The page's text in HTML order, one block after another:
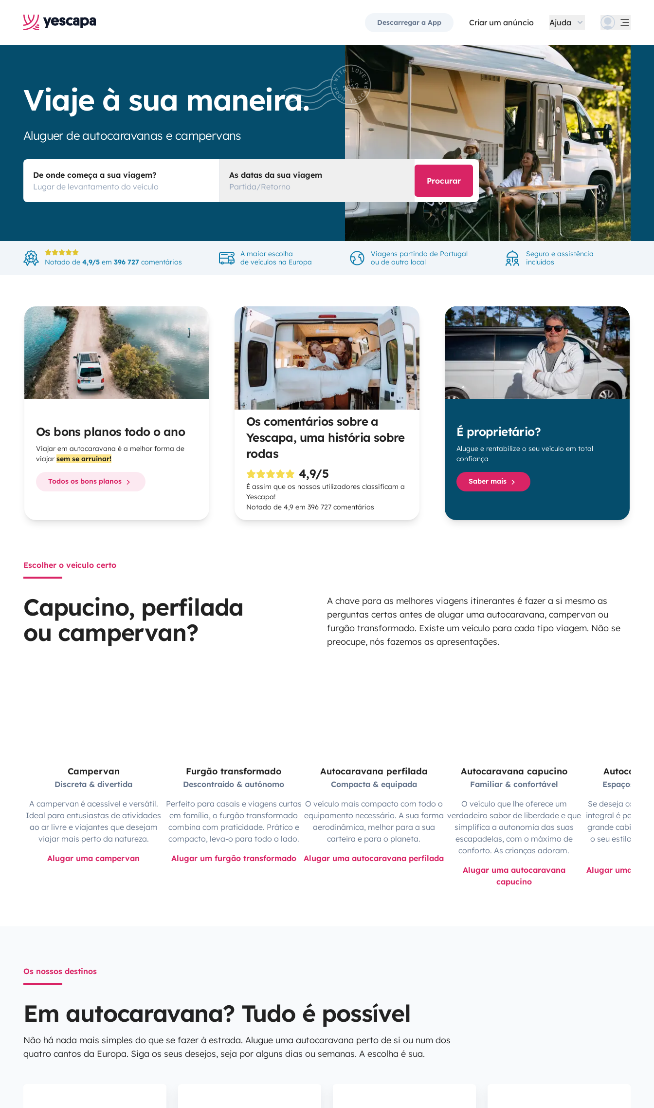
Descarregar a App Criar um anúncio Ajuda
Viaje à sua maneira.
Aluguer de autocaravanas e campervans
De onde começa a sua viagem?
As datas da sua viagem
Partida/Retorno
Procurar
Notado de 4,9/5 em 396 727 comentários
A maior escolha
de veículos na Europa
Viagens partindo de Portugal
ou de outro local
Seguro e assistência
incluídos
Os bons planos todo o ano
Viajar em autocaravana é a melhor forma de
viajar sem se arruinar!
Todos os bons planos
Os comentários sobre a
Yescapa, uma história sobre
rodas
4,9/5
É assim que os nossos utilizadores classificam a
Yescapa!
Notado de 4,9 em 396 727 comentários
É proprietário?
Alugue e rentabilize o seu veículo em total
confiança
Saber mais
Escolher o veículo certo
Capucino, perfilada
ou campervan?
A chave para as melhores viagens itinerantes é fazer a si mesmo as
perguntas certas antes de alugar uma autocaravana, campervan ou
furgão transformado. Existe um veículo para cada tipo viagem. Não se
preocupe, nós fazemos as apresentações.
Campervan
Discreta & divertida
A campervan é acessível e versátil.
Ideal para entusiastas de atividades
ao ar livre e viajantes que desejam
viajar mais perto da natureza.
Alugar uma campervan
Furgão transformado
Descontraído & autónomo
Perfeito para casais e viagens curtas
em família, o furgão transformado
combina com praticidade. Prático e
compacto, leva-o para todo o lado.
Alugar um furgão transformado
Autocaravana perfilada
Compacta & equipada
O veículo mais compacto com todo o
equipamento necessário. A sua forma
aerodinâmica, melhor para a sua
carteira e para o planeta.
Alugar uma autocaravana perfilada
Autocaravana capucino
Familiar & confortável
O veículo que lhe oferece um
verdadeiro sabor de liberdade e que
simplifica a autonomia das suas
escapadelas, com o máximo de
conforto. As crianças adoram.
Alugar uma autocaravana
capucino
Espaçosa &
Se deseja
integral é perfeita
grande cabine, o
o seu estilo
Alugar uma
Os nossos destinos
Em autocaravana? Tudo é possível
Não há nada mais simples do que se fazer à estrada. Alugue uma autocaravana perto de si ou num dos
quatro cantos da Europa. Siga os seus desejos, seja por alguns dias ou semanas. A escolha é sua.